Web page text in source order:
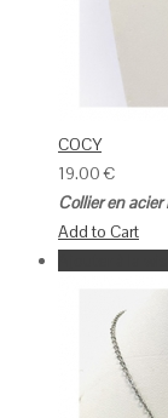
COCY
19.00€
Collier en
Add to Cart